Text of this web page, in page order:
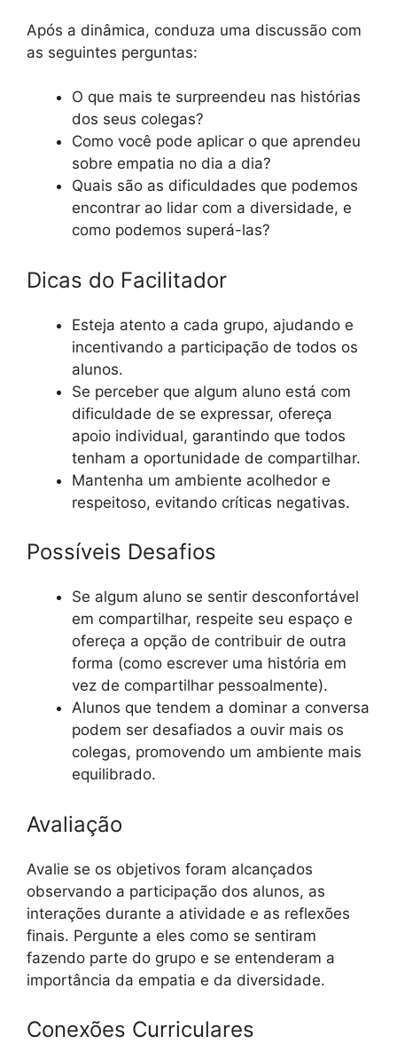
Após a dinâmica, conduza uma discussão com
as seguintes perguntas:
O que mais te surpreendeu nas histórias
dos seus colegas?
Como você pode aplicar o que aprendeu
sobre empatia no dia a dia?
Quais são as dificuldades que podemos
encontrar ao lidar com a diversidade, e
como podemos superá-las?
Dicas do Facilitador
Esteja atento a cada grupo, ajudando e
incentivando a participação de todos os
alunos.
Se perceber que algum aluno está com
dificuldade de se expressar, ofereça
apoio individual, garantindo que todos
tenham a oportunidade de compartilhar.
Mantenha um ambiente acolhedor e
respeitoso, evitando críticas negativas.
Possíveis Desafios
Se algum aluno se sentir desconfortável
em compartilhar, respeite seu espaço e
ofereça a opção de contribuir de outra
forma (como escrever uma história em
vez de compartilhar pessoalmente).
Alunos que tendem a dominar a conversa
podem ser desafiados a ouvir mais os
colegas, promovendo um ambiente mais
equilibrado.
Avaliação
Avalie se os objetivos foram alcançados
observando a participação dos alunos, as
interações durante a atividade e as reflexões
finais. Pergunte a eles como se sentiram
fazendo parte do grupo e se entenderam a
importância da empatia e da diversidade.
Conexões Curriculares